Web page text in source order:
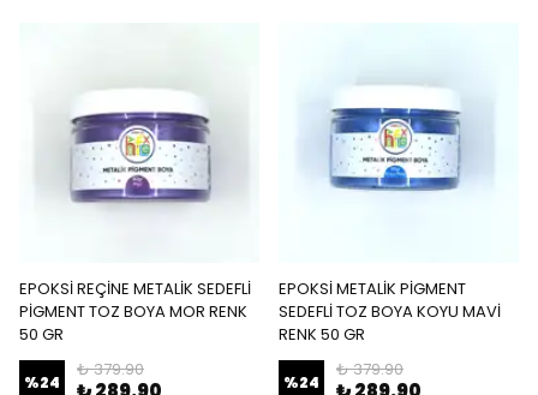
EPOKSİ REÇİNE METALİK SEDEFLİ
PİGMENT TOZ BOYA MOR RENK
50 GR
%24
₺ 379.90
EPOKSİ METALİK PİGMENT
SEDEFLİ TOZ BOYA KOYU MAVİ
RENK 50 GR
%24
₺ 379.90